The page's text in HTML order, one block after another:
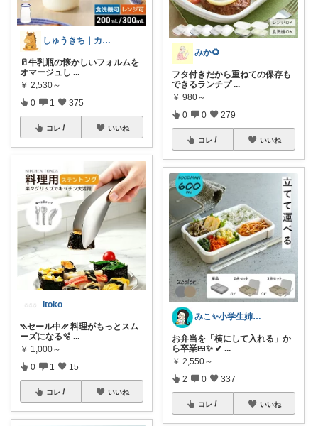
しゅうきち｜カフェ☕と暮らし🍀
​🥛牛乳瓶の懐かしいフォルムを
オマージュし ...
￥ 2,530～
0 1 375
コレ いいね
Itoko
⳹セール中⳼ 料理がもっとスム
ーズになる🫧 ...
￥ 1,000～
0 1 15
コレ いいね
みか🌻
フタ付きだから重ねての保存も
できるランチプ ...
￥ 980～
0 0 279
コレ いいね
みこ✨小学生姉妹の母ちゃん
お弁当を「横にして入れる」か
ら卒業🍱✨ ✔ ...
￥ 2,550～
2 0 337
コレ いいね